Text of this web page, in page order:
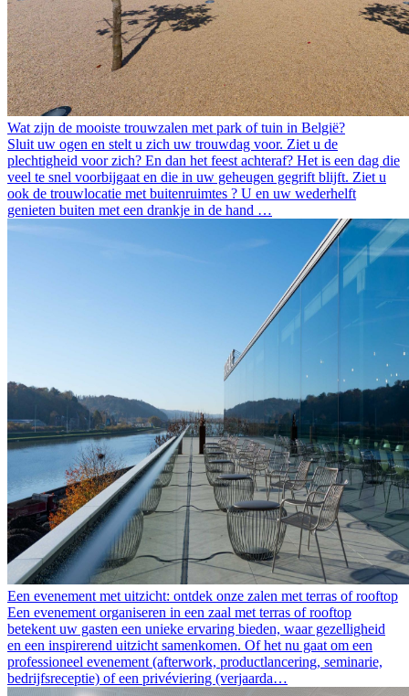
Wat zijn de mooiste trouwzalen met park of tuin in België?
Sluit uw ogen en stelt u zich uw trouwdag voor. Ziet u de
plechtigheid voor zich? En dan het feest achteraf? Het is een dag die
veel te snel voorbijgaat en die in uw geheugen gegrift blijft. Ziet u
ook de trouwlocatie met buitenruimtes ? U en uw wederhelft
genieten buiten met een drankje in de hand …
Een evenement met uitzicht: ontdek onze zalen met terras of rooftop
Een evenement organiseren in een zaal met terras of rooftop
betekent uw gasten een unieke ervaring bieden, waar gezelligheid
en een inspirerend uitzicht samenkomen. Of het nu gaat om een
professioneel evenement (afterwork, productlancering, seminarie,
bedrijfsreceptie) of een privéviering (verjaarda…